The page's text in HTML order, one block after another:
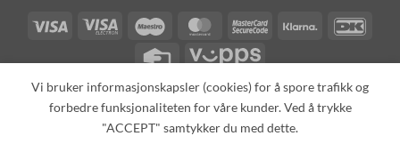
Visa
Visa
Electron
Maestro MasterCardMasterCardKlarna
Credit
Vipps
TILBAKEKALLINGER KONTAKT OSS
OM OSS
SPESIALBESTILLING
MIN KONTO ALL PRODUCTS
Vi bruker informasjonskapsler (cookies) for å spore trafikk og
forbedre funksjonaliteten for våre kunder. Ved å trykke
"ACCEPT" samtykker du med dette.